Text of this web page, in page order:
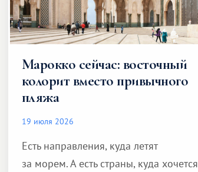
Марокко сейчас: восточный
колорит вместо привычного
пляжа
19 июля 2026
Есть направления, куда летят
за морем. А есть страны, куда хочется